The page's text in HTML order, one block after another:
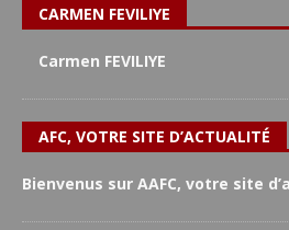
CARMEN FEVILIYE
Carmen FEVILIYE
AFC, VOTRE SITE D’ACTUALITÉ
Bienvenus sur AAFC, votre site